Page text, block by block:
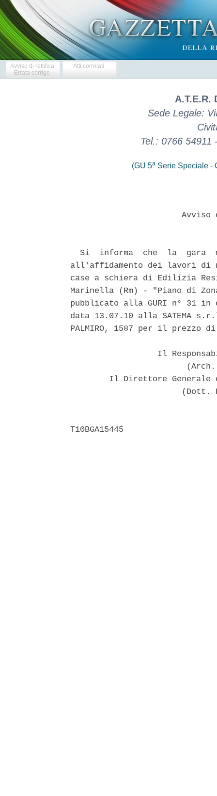
Avviso di rettifica
Errata corrige
Atti correlati
A.T.E.R.
Sede Legale:
Tel.: 0766 54911
(GU 5a Serie Speciale -
Si  informa  che  la  gara
all'affidamento dei lavori di
case a schiera di Edilizia
Marinella (Rm) - "Piano di
pubblicato alla GURI n° 31
data 13.07.10 alla SATEMA
PALMIRO, 1587 per il prezzo
Il
Il Direttore